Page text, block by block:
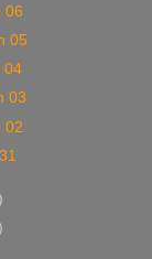
06
05
04
03
02